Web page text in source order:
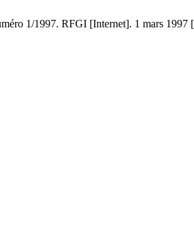
1/1997. RFGI [Internet]. 1 mars